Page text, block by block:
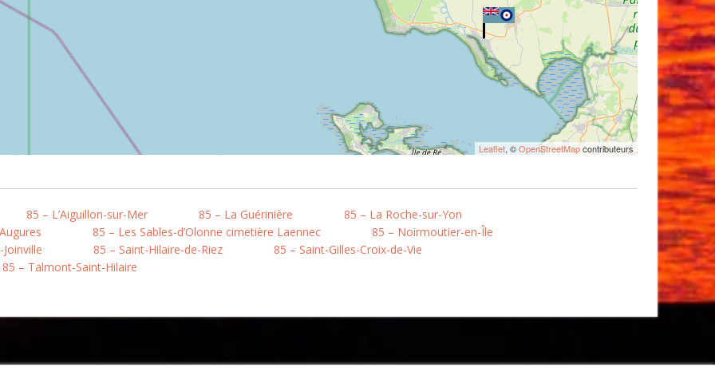
Leaflet, ©OpenStreetMapcontributeurs
85 – L’Aiguillon-sur-Mer 85 – La Guérinière
85 – La Roche-sur-Yon
85 – Les Sables-d’Olonne cimetière Laennec
85 – Noirmoutier-en-Île
85 – Saint-Hilaire-de-Riez
85 – Saint-Gilles-Croix-de-Vie
85 – Talmont-Saint-Hilaire